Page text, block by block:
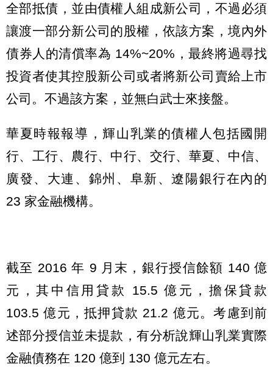
全部抵債，並由債權人組成新公司，不過必須
讓渡一部分新公司的股權，依該方案，境內外
債券人的清償率為 14%~20%，最終將過尋找
投資者使其控股新公司或者將新公司賣給上市
公司。不過該方案，並無白武士來接盤。
華夏時報報導，輝山乳業的債權人包括國開
行、工行、農行、中行、交行、華夏、中信、
廣發、大連、錦州、阜新、遼陽銀行在內的
23 家金融機構。
截至 2016 年 9 月末，銀行授信餘額 140 億
元，其中信用貸款 15.5 億元，擔保貸款
103.5 億元，抵押貸款 21.2 億元。考慮到前
述部分授信並未提款，有分析說輝山乳業實際
金融債務在 120 億到 130 億元左右。